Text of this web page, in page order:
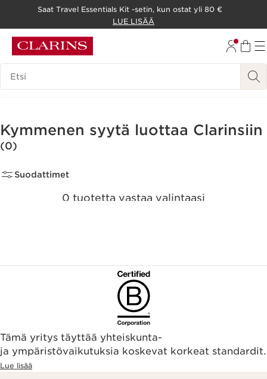
SIIRRY ALATUNNISTEESEEN
Saat Travel Essentials Kit -setin, kun ostat yli 80 €
LUE LISÄÄ
Hakuhistoria
Kymmenen syytä luottaa Clarinsiin
(0)
Suodattimet
0 tuotetta vastaa valintaasi
Tämä yritys täyttää yhteiskunta-
ja ympäristövaikutuksia koskevat korkeat standardit.
Lue lisää